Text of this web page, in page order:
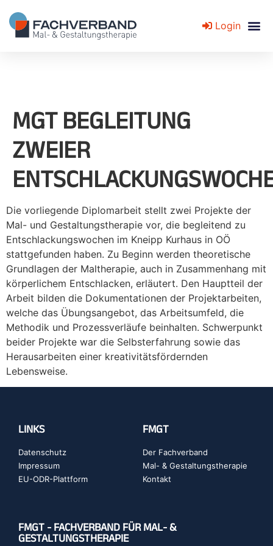
Login
MGT BEGLEITUNG
ZWEIER
Die vorliegende Diplomarbeit stellt zwei Projekte der
Mal- und Gestaltungstherapie vor, die begleitend zu
Entschlackungswochen im Kneipp Kurhaus in OÖ
stattgefunden haben. Zu Beginn werden theoretische
Grundlagen der Maltherapie, auch in Zusammenhang mit
körperlichem Entschlacken, erläutert. Den Hauptteil der
Arbeit bilden die Dokumentationen der Projektarbeiten,
welche das Übungsangebot, das Arbeitsumfeld, die
Methodik und Prozessverläufe beinhalten. Schwerpunkt
beider Projekte war die Selbsterfahrung sowie das
Herausarbeiten einer kreativitätsfördernden
Lebensweise.
LINKS
Datenschutz
Impressum
EU-ODR-Plattform
FMGT
Der Fachverband
Mal- & Gestaltungstherapie
Kontakt
FMGT - FACHVERBAND FÜR MAL- &
GESTALTUNGSTHERAPIE